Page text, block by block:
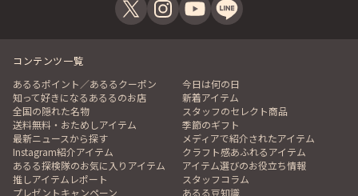
コンテンツ一覧
あるるポイント／あるるクーポン
今日は何の日
知って好きになるあるるのお店
新着アイテム
全国の隠れた名物
スタッフのセレクト商品
送料無料・おためしアイテム
季節のギフト
最新ニュースから探す
メディアで紹介されたアイテム
Instagram紹介アイテム
クラフト感あふれるアイテム
あるる探検隊のお気に入りアイテム
アイテム選びのお役立ち情報
推しアイテムレポート
スタッフコラム
プレゼントキャンペーン
あるる豆知識